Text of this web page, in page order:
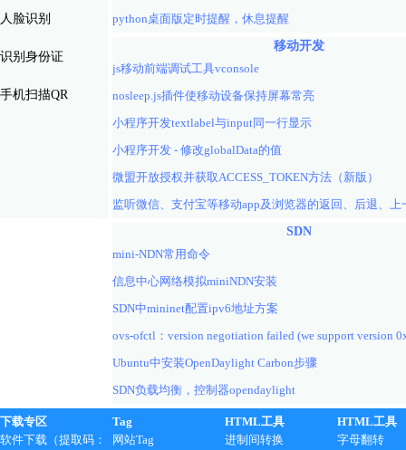
人脸识别
识别身份证
手机扫描QR
python桌面版定时提醒，休息提醒
移动开发
js移动前端调试工具vconsole
nosleep.js插件使移动设备保持屏幕常亮
小程序开发textlabel与input同一行显示
小程序开发 - 修改globalData的值
微盟开放授权并获取ACCESS_TOKEN方法（新版）
SDN
mini-NDN常用命令
信息中心网络模拟miniNDN安装
SDN中mininet配置ipv6地址方案
ovs-ofctl：version negotiation failed (we support version
Ubuntu中安装OpenDaylight Carbon步骤
SDN负载均衡，控制器opendaylight
下载专区
软件下载（提取码：
Tag
网站Tag
HTML工具
进制间转换
HTML工具
字母翻转